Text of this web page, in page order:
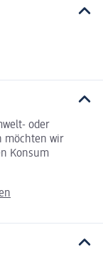
oder
möchten wir
Konsum